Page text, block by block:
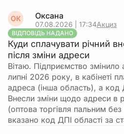
ОК Оксана
07.08.2026 | 17:34Акциз
ВІДПОВІДЬ НАДАНО
Куди сплачувати річний
після зміни адреси
Вітаю. Підприємство змінило
липні 2026 року, в кабінеті
адреса (інша область), а
Внесли зміни щодо адреси в
(оптова торгівля пальним без
вказано код ДПІ області за